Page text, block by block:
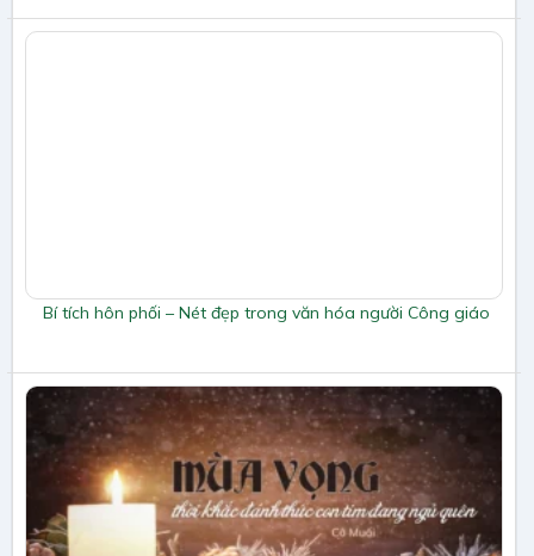
Bí tích hôn phối – Nét đẹp trong văn hóa người Công giáo